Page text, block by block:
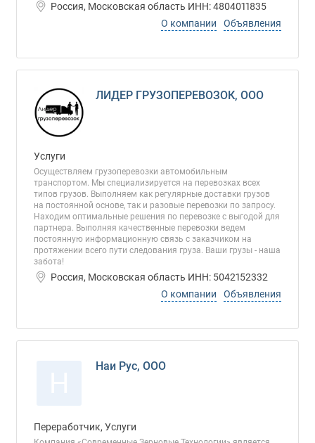
Россия, Московская область ИНН: 4804011835
О компании
Объявления
ЛИДЕР ГРУЗОПЕРЕВОЗОК, ООО
Услуги
Осуществляем грузоперевозки автомобильным
транспортом. Мы специализируется на перевозках всех
типов грузов. Выполняем как регулярные доставки грузов
на постоянной основе, так и разовые перевозки по запросу.
Находим оптимальные решения по перевозке с выгодой для
партнера. Выполняя качественные перевозки ведем
постоянную информационную связь с заказчиком на
протяжении всего пути следования груза. Ваши грузы - наша
забота!
Россия, Московская область ИНН: 5042152332
О компании
Объявления
Наи Рус, ООО
Переработчик, Услуги